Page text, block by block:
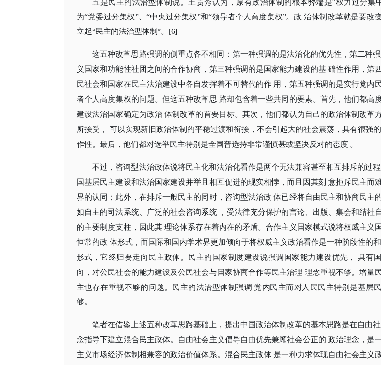
五是民主的法治型体制说。王贵秀认为，原有政治体制的根本弊端是“权力过分集
为“党委过分集权”、“中央过分集权”和“领导者个人高度集权”。政 治体制改革就是要改
立起“民主的法治型体制”。[6]
这五种改革思路强调的侧重点各不相同：第一种强调的是法治化的优先性，第二种强
义国家和功能性社团之间的合作协商，第三种强调的是国家能力建设的基 础性作用，第
民社会和国家在民主法治建设中各自发挥着不可替代的作 用，第五种强调的是实行党内
者个人高度集权的问题。但这五种改革思 路却包含着一些共同的要素。首先，他们都高
建设法治国家确定为政治 体制改革的首要目标。其次，他们都认为自己的政治体制改革
所接受，
可以实现新旧政治体制的平稳过渡和衔接，不会引起大的社会震荡，具有很强
作性。最后，他们都对选举民主特别是全国普选持非常谨慎甚或坚决反对的态度 。
不过，咨询型法治政体说将民主化和法治化看作是两个无法兼容甚至相互排斥的过程
国基层民主建设和法治国家建设并举且相互促进的现实相悖，而且因其刻 意拒斥民主而
界的认同；此外，在排斥一般民主的同时，咨询型法治政 体已经将自由民主和协商民主
如自主的司法系统、广泛的社会咨询系统
，受法律充分保护的言论、出版、集会和结社
的主要制度支柱，因此其 理论体系存在着内在的矛盾。合作主义国家模式说将权威主义
恒常的政 体形式，而国际和国内学术界更加倾向于将权威主义政治看作是一种阶段性的
形式，它终归要走向民主政体。民主的国家制度建设说强调国家能力建设优先，
具有
向，对公民社会的能力建设及公民社会与国家协商合作等民主治理 理念重视不够。增量
主也存在重视不够的问题。民主的法治型体制强调 党内民主而对人民民主特别是基层
够。
笔者在借鉴上述五种改革思路基础上，提出中国政治体制改革的基本思路是在自由社
念指导下建立混合民主政体。自由社会主义倡导自由优先兼顾社会公正的 政治理念，是
主义市场经济体制相兼容的政治价值体系。混合民主政体 是一种力求体现自由社会主义